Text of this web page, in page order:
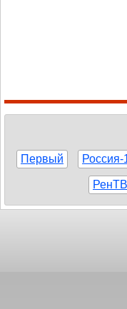
Первый Россия-
РенТВ